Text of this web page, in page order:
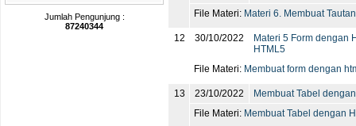
Jumlah Pengunjung :
87240344
File Materi: Materi 6. Membuat
12 30/10/2022
Materi 5 Form dengan
HTML5
File Materi: Membuat form dengan
13 23/10/2022
Membuat Tabel
File Materi: Membuat Tabel dengan